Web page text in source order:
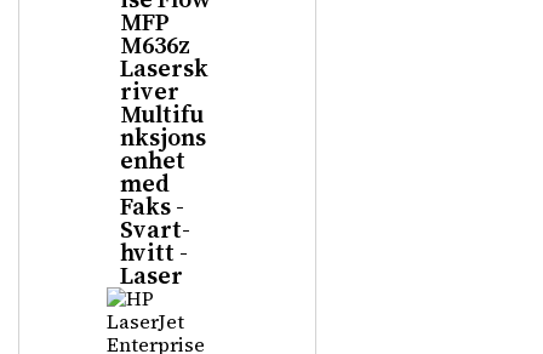
MFP
M636z
Lasersk
river
Multifu
nksjons
enhet
med
Faks -
Svart-
hvitt -
Laser